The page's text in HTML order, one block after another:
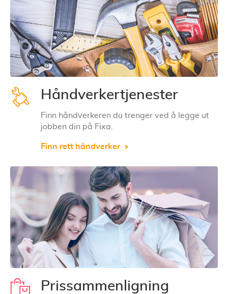
Håndverkertjenester
Finn håndverkeren du trenger ved å legge ut
jobben din på Fixa.
Finn rett håndverker
Prissammenligning